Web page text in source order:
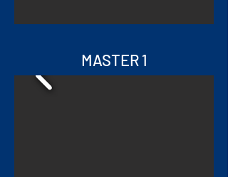
MASTER 1